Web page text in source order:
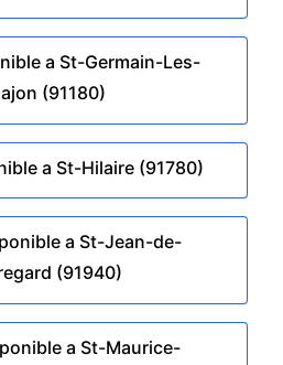
a St-Germain-Les-
(91180)
a St-Hilaire (91780)
a St-Jean-de-
(91940)
a St-Maurice-